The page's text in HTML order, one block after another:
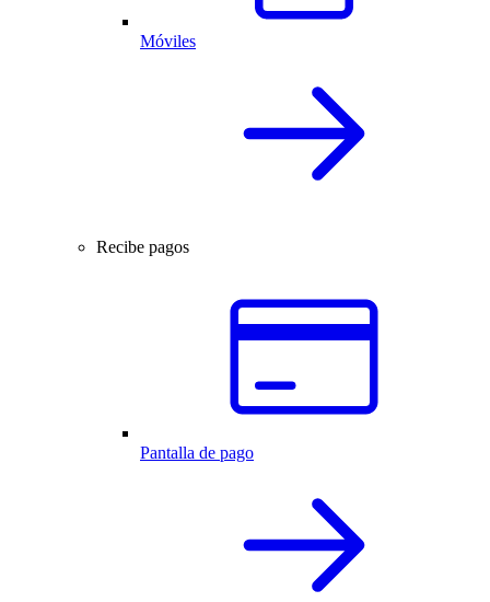
Móviles
Recibe pagos
Pantalla de pago